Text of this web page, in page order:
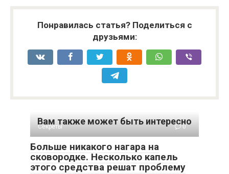
Понравилась статья? Поделиться с
друзьями:
Вам также может быть интересно
Секреты 0
Больше никакого нагара на
сковородке. Несколько капель
этого средства решат проблему